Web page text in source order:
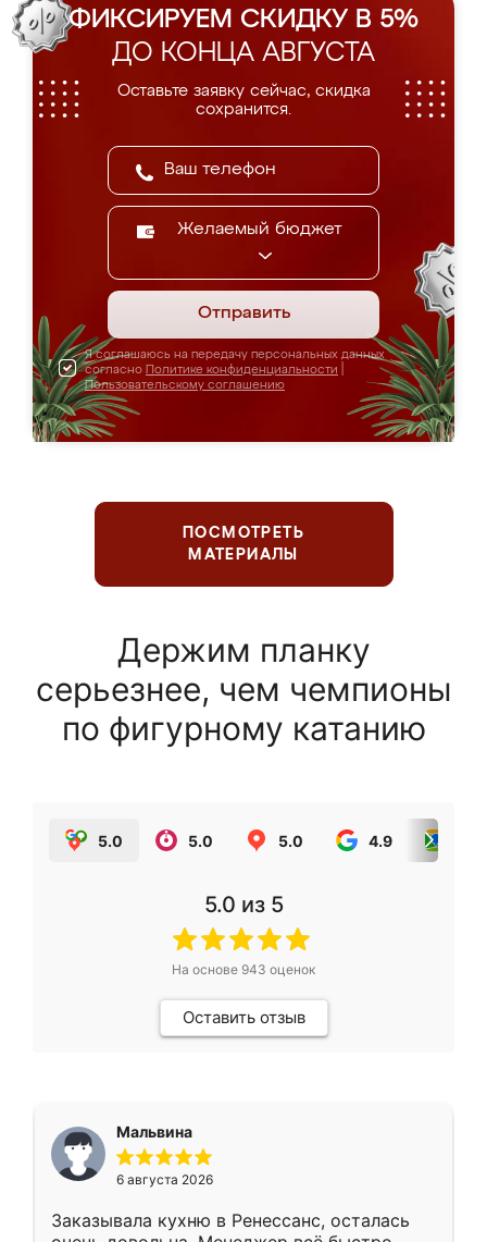
ФИКСИРУЕМ СКИДКУ В 5%
ДО КОНЦА АВГУСТА
Оставьте заявку сейчас, скидка
сохранится.
Желаемый бюджет
Отправить
Я соглашаюсь на передачу персональных данных
согласно Политике конфиденциальности
Пользовательскому соглашению
ПОСМОТРЕТЬ
МАТЕРИАЛЫ
Держим планку
серьезнее, чем чемпионы
по фигурному катанию
5.0 5.0 5.0 4.9
5.0 из 5
На основе 943 оценок
Оставить отзыв
Мальвина
6 августа 2026
Заказывала кухню в Ренессанс, осталась